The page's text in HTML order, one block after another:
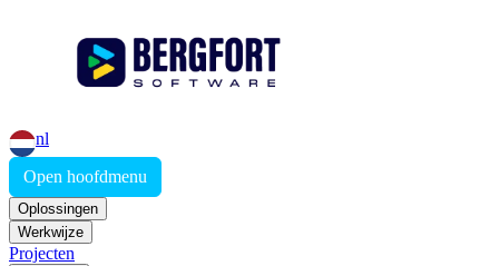
nl
Open hoofdmenu
Oplossingen
Werkwijze
Projecten